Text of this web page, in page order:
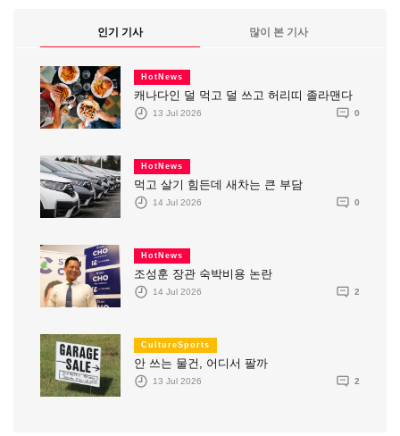
인기 기사 많이 본 기사
HotNews
캐나다인 덜 먹고 덜 쓰고 허리띠 졸라맨다
13 Jul 2026 0
HotNews
먹고 살기 힘든데 새차는 큰 부담
14 Jul 2026 0
HotNews
조성훈 장관 숙박비용 논란
14 Jul 2026 2
CultureSports
안 쓰는 물건, 어디서 팔까
13 Jul 2026 2